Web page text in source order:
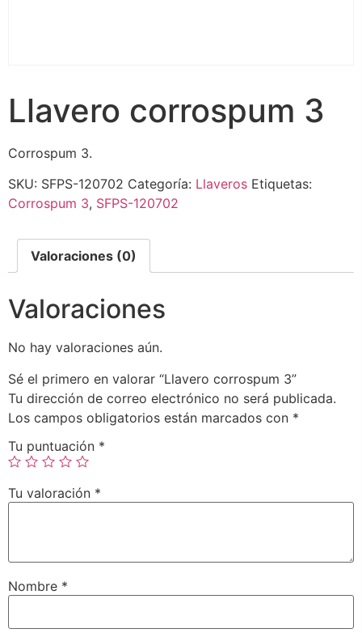
Llavero corrospum 3
Corrospum 3.
SKU: SFPS-120702 Categoría: Llaveros Etiquetas:
Corrospum 3, SFPS-120702
Valoraciones (0)
Valoraciones
No hay valoraciones aún.
Sé el primero en valorar “Llavero corrospum 3”
Tu dirección de correo electrónico no será publicada.
Los campos obligatorios están marcados con *
Tu puntuación *
Tu valoración *
Nombre *